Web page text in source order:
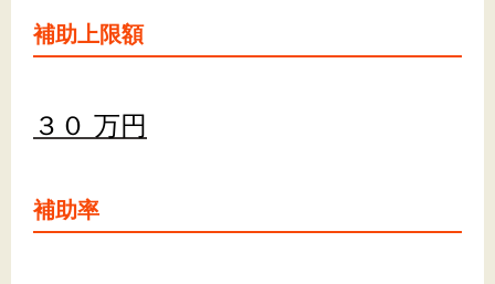
補助上限額
３０ 万円
補助率